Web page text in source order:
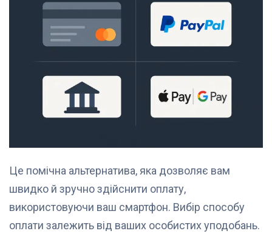
Це помічна альтернатива, яка дозволяє вам
швидко й зручно здійснити оплату,
використовуючи ваш смартфон. Вибір способу
оплати залежить від ваших особистих уподобань.